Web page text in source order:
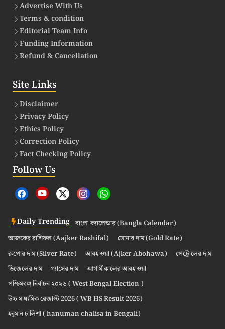
Advertise With Us
Terms & condition
Editorial Team Info
Funding Information
Refund & Cancellation
Site Links
Disclaimer
Privacy Policy
Ethics Policy
Correction Policy
Fact Checking Policy
Follow Us
Daily Trending বাংলা ক্যালেন্ডার (Bangla Calendar)
আজকের রাশিফল (Aajker Rashifal)
সোনার দাম (Gold Rate)
রুপোর দাম (Silver Rate)
আবহাওয়া (Ajker Abohawa)
পেট্রোলের দাম
ডিজেলের দাম
গ্যাসের দাম
আগামীকালের আবহাওয়া
পশ্চিমবঙ্গ নির্বাচন ২০২৬ ( West Bengal Election )
উচ্চ মাধ্যমিক রেজাল্ট 2026 ( WB HS Result 2026)
হনুমান চালিশা ( hanuman chalisa in Bengali)